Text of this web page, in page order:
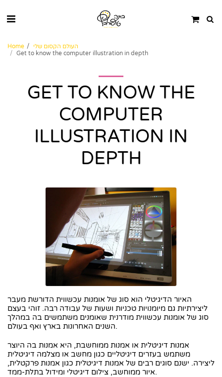
Home
העולם הקסום שלי
Get to know the computer illustration in depth
GET TO KNOW THE
COMPUTER
ILLUSTRATION IN
DEPTH
האיור הדיגיטלי הוא סוג של אומנות עכשווית הדורשת מעבר
ליצירתיות גם מיומנויות טכניות ושעות של עבודה רבה. זוהי בעצם
סוג של אומנות עכשווית מודרנית שאומנים משתמשים בה במהלך
השנים האחרונות בארץ ואף בעולם.
אמנות דיגיטלית או אמנות ממוחשבת, היא אמנות בה היוצר
משתמש בעזרים דיגיטליים כגון מחשב או מצלמה דיגיטלית
ליצירה. ישנם סוגים רבים של אמנות דיגיטלית כגון אמנות פרקטלית,
איור ממוחשב, צילום דיגיטלי ומידול בתלת-ממד.